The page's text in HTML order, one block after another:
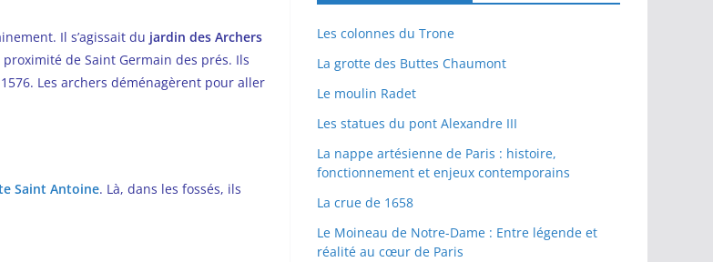
Il s’agissait du jardin des Archers
de Saint Germain des prés. Ils
Les archers déménagèrent pour aller
Saint Antoine. Là, dans les fossés, ils
Les colonnes du Trone
La grotte des Buttes Chaumont
Le moulin Radet
Les statues du pont Alexandre III
La nappe artésienne de Paris : histoire,
fonctionnement et enjeux contemporains
La crue de 1658
Le Moineau de Notre-Dame : Entre légende et
réalité au cœur de Paris